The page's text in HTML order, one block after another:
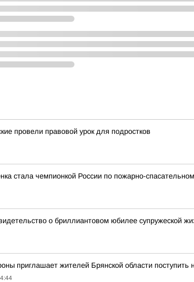
провели правовой урок для подростков
стала чемпионкой России по пожарно-
о бриллиантовом юбилее супружеской
приглашает жителей Брянской области